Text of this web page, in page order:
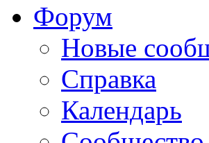
Форум
Новые
Справка
Календарь